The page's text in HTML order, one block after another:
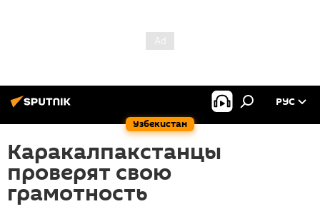
Узбекистан
РУС
Каракалпакстанцы
проверят свою
грамотность